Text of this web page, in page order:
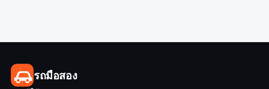
รถมือสอง